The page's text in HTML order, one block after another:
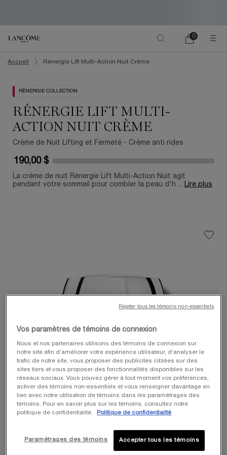
Mon
0
0 product in
Accueil
Rénergie Lift Multi-Action Nuit Crème
RÉNERGIE COLLECTION
RÉNERGIE LIFT MULTI-
ACTION NUIT CRÈME
Crème de Nuit Lifting et Fermeté - Crème anti rides
190,00 $
La crème de nuit Rénergie Lift Multi-Action Nuit agit
pendant votre sommeil pour combler la peau d'h ... Lire plus
Vos paramètres de témoins de connexion
Nous et nos partenaires utilisons des témoins de connexion sur
notre site afin d’améliorer votre expérience utilisateur, d’analyser le
trafic de notre site, vous proposer des publicités ciblées sur des
sites tiers et vous proposer des fonctionnalités disponibles sur les
réseaux sociaux. Vous pouvez gérer à tout moment vos préférences,
activer des témoins non-essentiels et vous renseigner davantage en
lien avec notre utilisation de témoins dans les paramétrages des
témoins. Pour en savoir plus sur les témoins, consultez notre
politique de confidentialité.
Politique de confidentialité
Accepter tous les témoins
Paramétrages des témoins
Rejeter tous les témoins non-essentiels